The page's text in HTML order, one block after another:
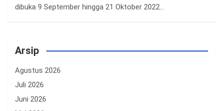
dibuka 9 September hingga 21 Oktober 2022…
Arsip
Agustus 2026
Juli 2026
Juni 2026